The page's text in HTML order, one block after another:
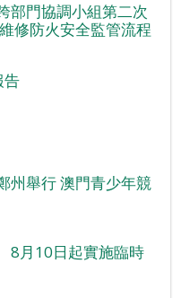
部門協調小組第二次
修防火安全監管流程
告
州舉行 澳門青少年競
月10日起實施臨時